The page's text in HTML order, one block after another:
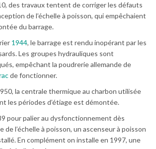
des travaux tentent de corriger les défauts
de l’échelle à poisson, qui empêchaient
du barrage.
1944, le barrage est rendu inopérant par les
Les groupes hydrauliques sont
empêchant la poudrerie allemande de
de fonctionner.
la centrale thermique au charbon utilisée
les périodes d’étiage est démontée.
pour palier au dysfonctionnement dès
de l’échelle à poisson, un ascenseur à poisson
En complément on installe en 1997, une